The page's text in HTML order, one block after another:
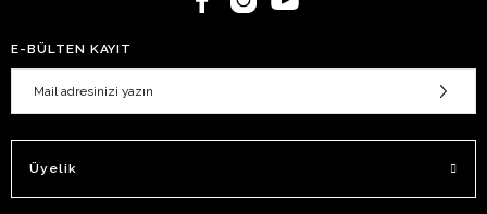
E-BÜLTEN KAYIT
Üyelik